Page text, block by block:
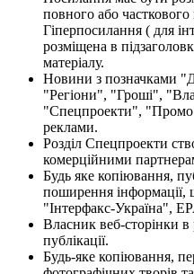
повного або часткового
Гіперпосилання ( для
розміщена в
матеріалу.
Новини з позначками
"Регіони", "Гроші",
"Спецпроекти",
реклами.
Розділ Спецпроекти
комерційними
Будь яке копіювання,
поширення інформації,
"Інтерфакс-Україна",
Власник веб-сторінки в
публікації.
Будь-яке копіювання,